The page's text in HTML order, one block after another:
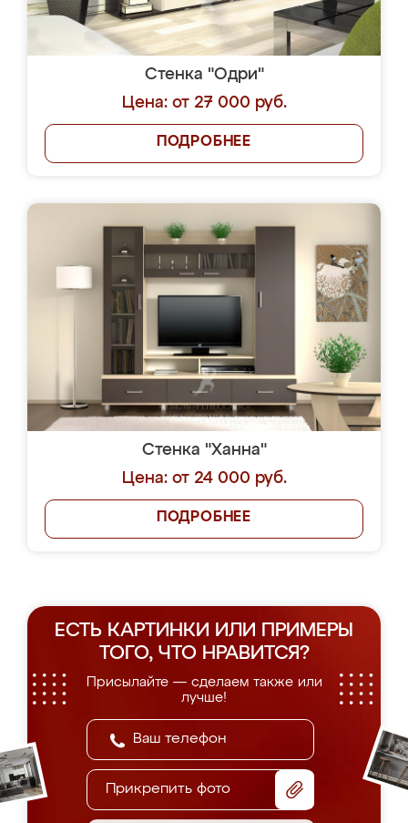
Стенка "Одри"
Цена: от 27 000 руб.
ПОДРОБНЕЕ
Стенка "Ханна"
Цена: от 24 000 руб.
ПОДРОБНЕЕ
ЕСТЬ КАРТИНКИ ИЛИ ПРИМЕРЫ
ТОГО, ЧТО НРАВИТСЯ?
Присылайте — сделаем также или
лучше!
Прикрепить фото